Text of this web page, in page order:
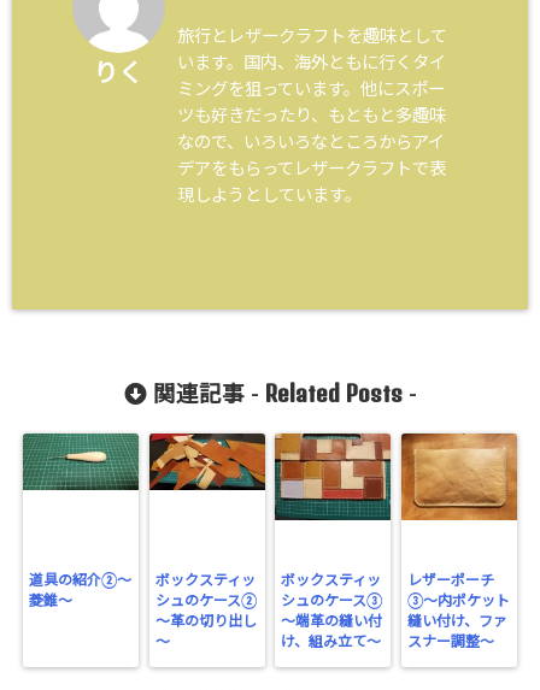
りく
旅行とレザークラフトを趣味として
います。国内、海外ともに行くタイ
ミングを狙っています。他にスポー
ツも好きだったり、もともと多趣味
なので、いろいろなところからアイ
デアをもらってレザークラフトで表
現しようとしています。
関連記事 - Related Posts-
道具の紹介②～
菱錐～
ボックスティッ
シュのケース②
～革の切り出し
～
ボックスティッ
シュのケース③
～端革の縫い付
け、組み立て～
レザーポーチ
③〜内ポケット
縫い付け、ファ
スナー調整〜